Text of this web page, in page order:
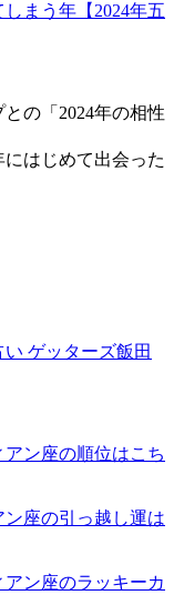
まう年【2024年五
の「2024年の相性
はじめて出会った
ゲッターズ飯田
ン座の順位はこち
座の引っ越し運は
ン座のラッキーカ